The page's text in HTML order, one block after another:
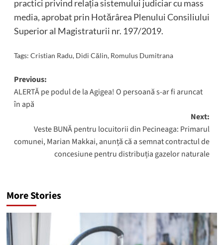
practici privind relația sistemului judiciar cu mass
media, aprobat prin Hotărârea Plenului Consiliului
Superior al Magistraturii nr. 197/2019.
Tags: Cristian Radu, Didi Călin, Romulus Dumitrana
Post
navigation
Previous:
ALERTĂ pe podul de la Agigea! O persoană s-ar fi aruncat
în apă
Next:
Veste BUNĂ pentru locuitorii din Pecineaga: Primarul
comunei, Marian Makkai, anunță că a semnat contractul de
concesiune pentru distribuția gazelor naturale
More Stories